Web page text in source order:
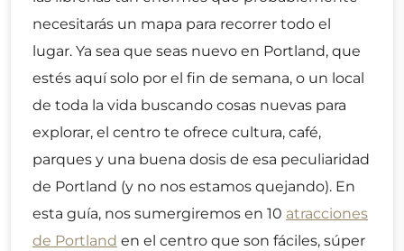
necesitarás un mapa para recorrer todo el
lugar. Ya sea que seas nuevo en Portland, que
estés aquí solo por el fin de semana, o un local
de toda la vida buscando cosas nuevas para
explorar, el centro te ofrece cultura, café,
parques y una buena dosis de esa peculiaridad
de Portland (y no nos estamos quejando). En
esta guía, nos sumergiremos en 10 atracciones
de Portland en el centro que son fáciles, súper